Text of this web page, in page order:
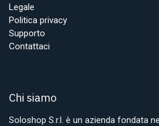
Legale
Politica privacy
Supporto
Contattaci
Chi siamo
Soloshop S.r.l. è un azienda fondata